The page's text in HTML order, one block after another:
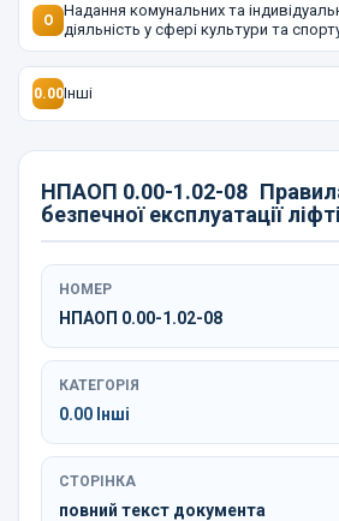
O
Надання комунальних та
діяльність у сфері культури та
0.00Інші
НПАОП 0.00-1.02-08
безпечної експлуатації
НОМЕР
НПАОП 0.00-1.02-08
КАТЕГОРІЯ
0.00 Інші
СТОРІНКА
повний текст документа